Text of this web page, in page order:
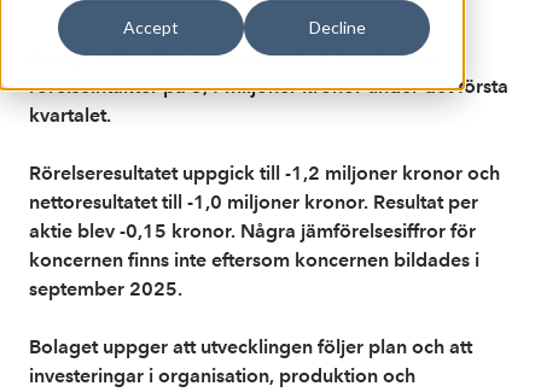
Accept Decline
Design och möbelspecialisten G.A.D redovisar
rörelseintäkter på 5,4 miljoner kronor under det första
kvartalet.
Rörelseresultatet uppgick till -1,2 miljoner kronor och
nettoresultatet till -1,0 miljoner kronor. Resultat per
aktie blev -0,15 kronor. Några jämförelsesiffror för
koncernen finns inte eftersom koncernen bildades i
september 2025.
Bolaget uppger att utvecklingen följer plan och att
investeringar i organisation, produktion och